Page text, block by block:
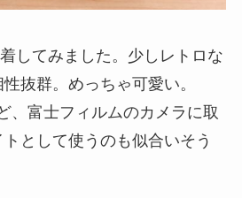
してみました。少しレトロな
抜群。めっちゃ可愛い。
、富士フィルムのカメラに取
として使うのも似合いそう